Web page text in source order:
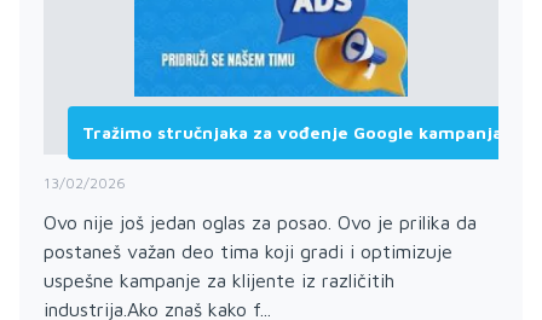
Tražimo stručnjaka za vođenje Google kampanja
13/02/2026
Ovo nije još jedan oglas za posao. Ovo je prilika da
postaneš važan deo tima koji gradi i optimizuje
uspešne kampanje za klijente iz različitih
industrija.Ako znaš kako f...